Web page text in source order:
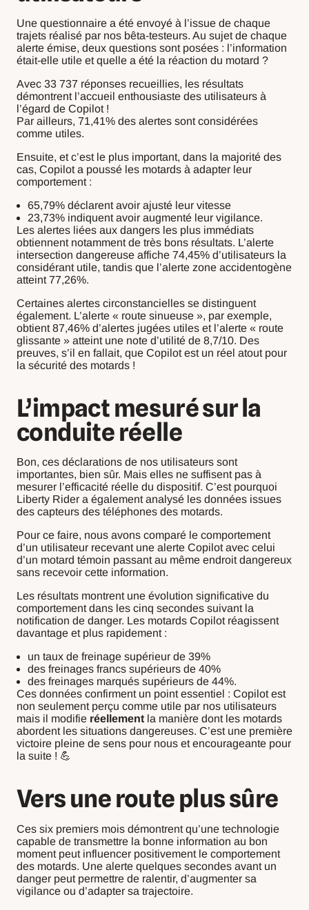
Une questionnaire a été envoyé à l’issue de chaque
trajets réalisé par nos bêta-testeurs. Au sujet de chaque
alerte émise, deux questions sont posées : l’information
était-elle utile et quelle a été la réaction du motard ?
Avec 33 737 réponses recueillies, les résultats
démontrent l’accueil enthousiaste des utilisateurs à
l’égard de Copilot !
Par ailleurs, 71,41% des alertes sont considérées
comme utiles.
Ensuite, et c’est le plus important, dans la majorité des
cas, Copilot a poussé les motards à adapter leur
comportement :
65,79% déclarent avoir ajusté leur vitesse
23,73% indiquent avoir augmenté leur vigilance.
Les alertes liées aux dangers les plus immédiats
obtiennent notamment de très bons résultats. L’alerte
intersection dangereuse affiche 74,45% d’utilisateurs la
considérant utile, tandis que l’alerte zone accidentogène
atteint 77,26%.
Certaines alertes circonstancielles se distinguent
également. L’alerte « route sinueuse », par exemple,
obtient 87,46% d’alertes jugées utiles et l’alerte « route
glissante » atteint une note d’utilité de 8,7/10. Des
preuves, s’il en fallait, que Copilot est un réel atout pour
la sécurité des motards !
L’impact mesuré sur la
conduite réelle
Bon, ces déclarations de nos utilisateurs sont
importantes, bien sûr. Mais elles ne suffisent pas à
mesurer l’efficacité réelle du dispositif. C’est pourquoi
Liberty Rider a également analysé les données issues
des capteurs des téléphones des motards.
Pour ce faire, nous avons comparé le comportement
d’un utilisateur recevant une alerte Copilot avec celui
d’un motard témoin passant au même endroit dangereux
sans recevoir cette information.
Les résultats montrent une évolution significative du
comportement dans les cinq secondes suivant la
notification de danger. Les motards Copilot réagissent
davantage et plus rapidement :
un taux de freinage supérieur de 39%
des freinages francs supérieurs de 40%
des freinages marqués supérieurs de 44%.
Ces données confirment un point essentiel : Copilot est
non seulement perçu comme utile par nos utilisateurs
mais il modifie réellement la manière dont les motards
abordent les situations dangereuses. C’est une première
victoire pleine de sens pour nous et encourageante pour
la suite ! 💪
Vers une route plus sûre
Ces six premiers mois démontrent qu’une technologie
capable de transmettre la bonne information au bon
moment peut influencer positivement le comportement
des motards. Une alerte quelques secondes avant un
danger peut permettre de ralentir, d’augmenter sa
vigilance ou d’adapter sa trajectoire.